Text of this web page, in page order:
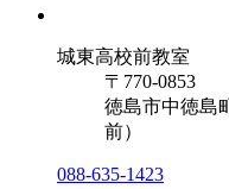
城東高校前教室
〒770-0853
徳島市中徳島
前）
088-635-1423